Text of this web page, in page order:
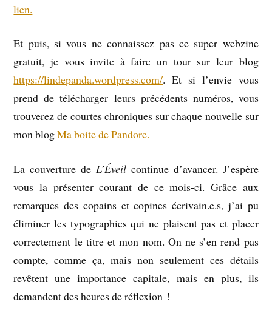
lien.
Et puis, si vous ne connaissez pas ce super webzine
gratuit, je vous invite à faire un tour sur leur blog
https://lindepanda.wordpress.com/. Et si l’envie vous
prend de télécharger leurs précédents numéros, vous
trouverez de courtes chroniques sur chaque nouvelle sur
mon blogMa boite de Pandore.
La couverture de L’Éveil continue d’avancer. J’espère
vous la présenter courant de ce mois-ci. Grâce aux
remarques des copains et copines écrivain.e.s, j’ai pu
éliminer les typographies qui ne plaisent pas et placer
correctement le titre et mon nom. On ne s’en rend pas
compte, comme ça, mais non seulement ces détails
revêtent une importance capitale, mais en plus, ils
demandent des heures de réflexion !